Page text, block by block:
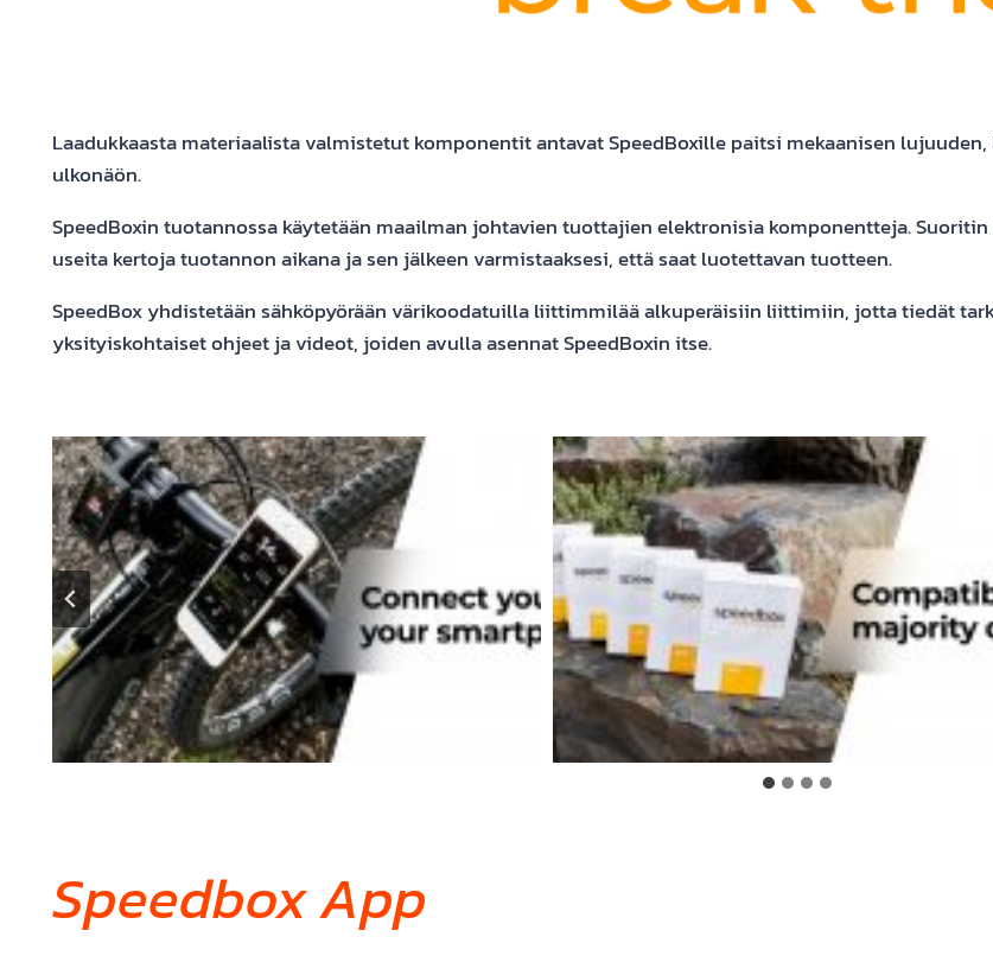
Laadukkaasta materiaalista valmistetut komponentit antavat SpeedBoxille paitsi mekaanisen
ulkonäön.
SpeedBoxin tuotannossa käytetään maailman johtavien tuottajien elektronisia komponentteja.
useita kertoja tuotannon aikana ja sen jälkeen varmistaaksesi, että saat luotettavan tuotteen.
SpeedBox yhdistetään sähköpyörään värikoodatuilla liittimmilää alkuperäisiin liittimiin, jotta tiedät
yksityiskohtaiset ohjeet ja videot, joiden avulla asennat SpeedBoxin itse.
Speedbox App